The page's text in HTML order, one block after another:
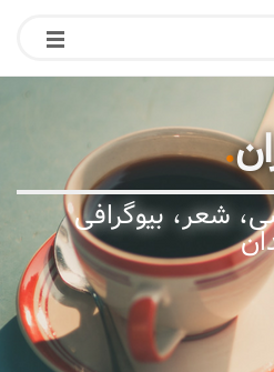
.
شعر، بیوگرافی